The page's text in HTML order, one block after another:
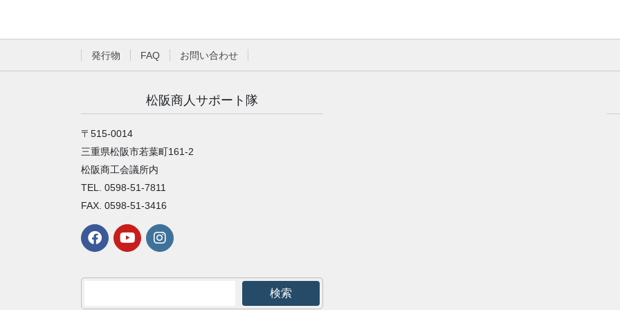
発行物 FAQ お問い合わせ
松阪商人サポート隊
〒515-0014
三重県松阪市若葉町161-2
松阪商工会議所内
TEL. 0598-51-7811
FAX. 0598-51-3416
検索